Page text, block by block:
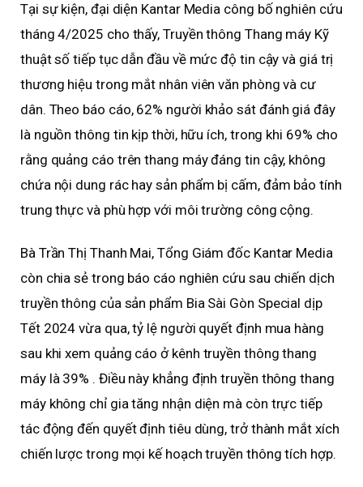
Tại sự kiện, đại diện Kantar Media công bố nghiên cứu
tháng 4/2025 cho thấy, Truyền thông Thang máy Kỹ
thuật số tiếp tục dẫn đầu về mức độ tin cậy và giá trị
thương hiệu trong mắt nhân viên văn phòng và cư
dân. Theo báo cáo, 62% người khảo sát đánh giá đây
là nguồn thông tin kịp thời, hữu ích, trong khi 69% cho
rằng quảng cáo trên thang máy đáng tin cậy, không
chứa nội dung rác hay sản phẩm bị cấm, đảm bảo tính
trung thực và phù hợp với môi trường công cộng.
Bà Trần Thị Thanh Mai, Tổng Giám đốc Kantar Media
còn chia sẻ trong báo cáo nghiên cứu sau chiến dịch
truyền thông của sản phẩm Bia Sài Gòn Special dịp
Tết 2024 vừa qua, tỷ lệ người quyết định mua hàng
sau khi xem quảng cáo ở kênh truyền thông thang
máy là 39% . Điều này khẳng định truyền thông thang
máy không chỉ gia tăng nhận diện mà còn trực tiếp
tác động đến quyết định tiêu dùng, trở thành mắt xích
chiến lược trong mọi kế hoạch truyền thông tích hợp.